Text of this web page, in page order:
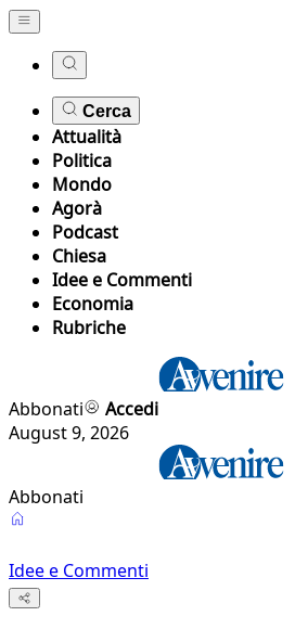
Cerca
Attualità
Politica
Mondo
Agorà
Podcast
Chiesa
Idee e Commenti
Economia
Rubriche
Abbonati
Accedi
August 9, 2026
Abbonati
Idee e Commenti